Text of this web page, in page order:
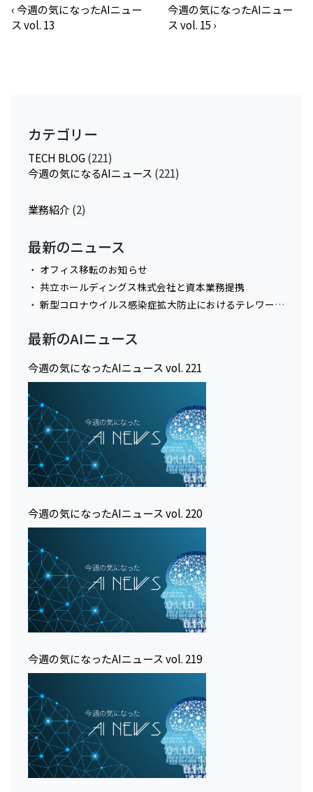
‹今週の気になったAIニュー
ス vol. 13
今週の気になったAIニュー
ス vol. 15 ›
カテゴリー
TECH BLOG(221)
今週の気になるAIニュース (221)
業務紹介 (2)
最新のニュース
オフィス移転のお知らせ
共立ホールディングス株式会社と資本業務提携
新型コロナウイルス感染症拡大防止におけるテレワーク実施に関してのお知らせ
最新のAIニュース
今週の気になったAIニュース vol. 221
今週の気になったAIニュース vol. 220
今週の気になったAIニュース vol. 219